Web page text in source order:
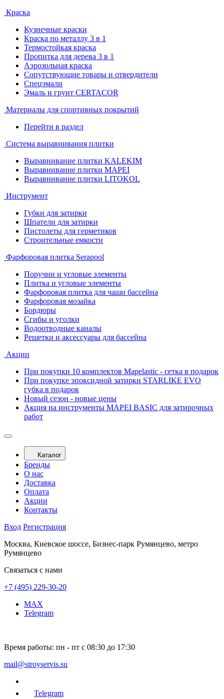
Краска
Кузнечные краски
Краска по металлу 3 в 1
Термостойкая краска
Пропитка для дерева 3 в 1
Аэрозольная краска
Сопутствующие товары и отвердители
Спецэмали
Эмаль и грунт CERTACOR
Материалы для спортивных покрытий
Перейти в раздел
Система выравнивания плитки
Выравнивание плитки KALEKIM
Выравнивание плитки MAPEI
Выравнивание плитки LITOKOL
Инструмент
Губки для затирки
Шпатели для затирки
Пистолеты для герметиков
Строительные емкости
Фарфоровая плитка Serapool
Поручни и угловые элементы
Плитка и угловые элементы
Фарфоровая плитка для чаши бассейна
Фарфоровая мозайка
Бордюры
Сгибы и уголки
Водоотводные каналы
Решетки и аксессуары для бассейна
Акции
При покупки 10 комплектов Mapelastic - сетка в подарок
При покупке эпоксидной затирки STARLIKE EVO
губка в подарок
Новый сезон - новые цены
Акция на инструменты MAPEI BASIC для затирочных
работ
Каталог
Бренды
О нас
Доставка
Оплата
Акции
Контакты
Вход Регистрация
Москва, Киевское шоссе, Бизнес-парк Румянцево, метро
Румянцево
Связаться с нами
+7 (495) 229-30-20
MAX
Telegram
Время работы: пн - пт с 08:30 до 17:30
mail@stroyservis.su
Telegram